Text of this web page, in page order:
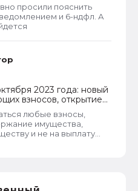
просили пояснить
и 6-ндфл. А
2023 года: новый
взносов, открытие
на применение
любые взносы,
имущества,
и не на выплату
взносов - взносы